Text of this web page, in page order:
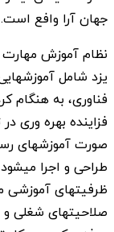
جهان آرا وافع است.
نظام آموزش مهارت
یزد شامل
فناوری، به هنگام
فزاينده بهره وری
صورت آموزشهای
طراحی و اجرا
ظرفيتهای آموزشی
صلاحيتهای شغلی و